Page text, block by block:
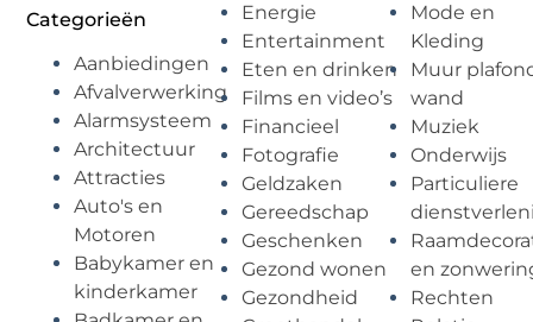
Categorieën
Aanbiedingen
Afvalverwerking
Alarmsysteem
Architectuur
Attracties
Auto's en
Motoren
Babykamer en
kinderkamer
Energie
Entertainment
Eten en drinken
Films en video’s
Financieel
Fotografie
Geldzaken
Gereedschap
Geschenken
Gezond wonen
Gezondheid
Mode en
Kleding
Muur
wand
Muziek
Onderwijs
Particuliere
en
Rechten